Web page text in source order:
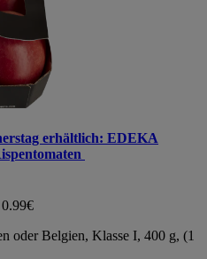
erhältlich: EDEKA
oder Belgien, Klasse I, 400 g, (1